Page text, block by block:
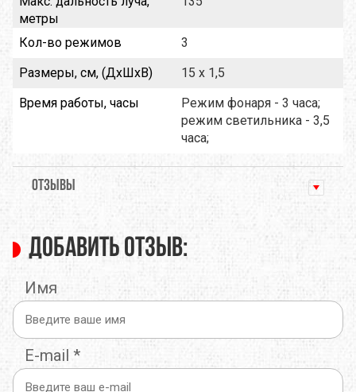
метры
Кол-во режимов
3
Размеры, см, (ДxШxВ)
15 x 1,5
Время работы, часы
Режим фонаря - 3 часа;
режим светильника - 3,5
часа;
ОТЗЫВЫ
Добавить отзыв:
Имя
E-mail *